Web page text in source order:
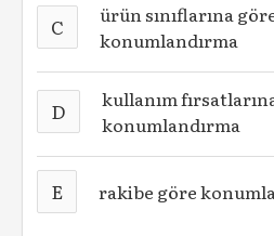
C
ürün sınıflarına
konumlandırma
D
kullanım
konumlandırma
E rakibe göre